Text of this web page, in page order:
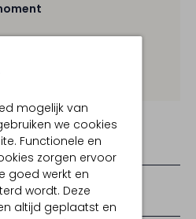
mogelijk van
we cookies
Functionele en
zorgen ervoor
goed werkt en
wordt. Deze
altijd geplaatst en
€ 100,-
30 dagen